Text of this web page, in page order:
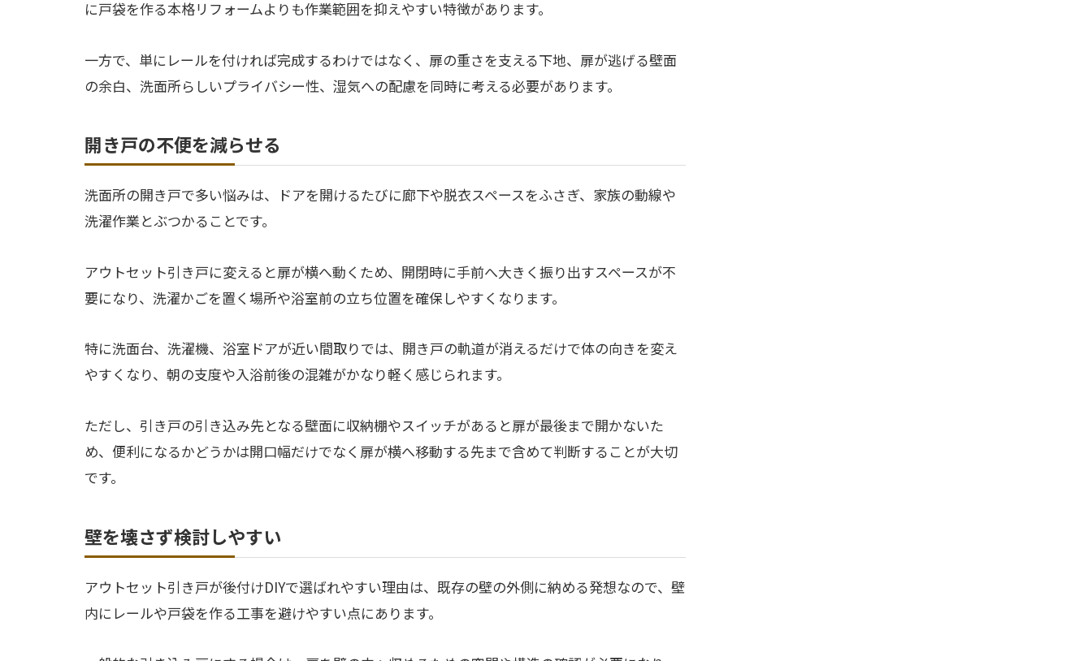
に戸袋を作る本格リフォームよりも作業範囲を抑えやすい特徴があります。
一方で、単にレールを付ければ完成するわけではなく、扉の重さを支える下地、扉が逃げる壁面
の余白、洗面所らしいプライバシー性、湿気への配慮を同時に考える必要があります。
開き戸の不便を減らせる
洗面所の開き戸で多い悩みは、ドアを開けるたびに廊下や脱衣スペースをふさぎ、家族の動線や
洗濯作業とぶつかることです。
アウトセット引き戸に変えると扉が横へ動くため、開閉時に手前へ大きく振り出すスペースが不
要になり、洗濯かごを置く場所や浴室前の立ち位置を確保しやすくなります。
特に洗面台、洗濯機、浴室ドアが近い間取りでは、開き戸の軌道が消えるだけで体の向きを変え
やすくなり、朝の支度や入浴前後の混雑がかなり軽く感じられます。
ただし、引き戸の引き込み先となる壁面に収納棚やスイッチがあると扉が最後まで開かないた
め、便利になるかどうかは開口幅だけでなく扉が横へ移動する先まで含めて判断することが大切
です。
壁を壊さず検討しやすい
アウトセット引き戸が後付けDIYで選ばれやすい理由は、既存の壁の外側に納める発想なので、壁
内にレールや戸袋を作る工事を避けやすい点にあります。